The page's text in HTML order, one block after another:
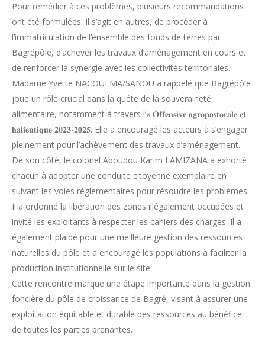
Pour remédier à ces problèmes, plusieurs recommandations
ont été formulées. Il s’agit en autres, de procéder à
l’immatriculation de l’ensemble des fonds de terres par
Bagrépôle, d’achever les travaux d’aménagement en cours et
de renforcer la synergie avec les collectivités territoriales.
Madame Yvette NACOULMA/SANOU a rappelé que Bagrépôle
joue un rôle crucial dans la quête de la souveraineté
alimentaire, notamment à travers l’« 𝐎𝐟𝐟𝐞𝐧𝐬𝐢𝐯𝐞 𝐚𝐠𝐫𝐨𝐩𝐚𝐬𝐭𝐨𝐫𝐚𝐥𝐞 𝐞𝐭
𝐡𝐚𝐥𝐢𝐞𝐮𝐭𝐢𝐪𝐮𝐞 𝟐𝟎𝟐𝟑-𝟐𝟎𝟐𝟓. Elle a encouragé les acteurs à s’engager
pleinement pour l’achèvement des travaux d’aménagement.
De son côté, le colonel Aboudou Karim LAMIZANA a exhorté
chacun à adopter une conduite citoyenne exemplaire en
suivant les voies réglementaires pour résoudre les problèmes.
Il a ordonné la libération des zones illégalement occupées et
invité les exploitants à respecter les cahiers des charges. Il a
également plaidé pour une meilleure gestion des ressources
naturelles du pôle et a encouragé les populations à faciliter la
production institutionnelle sur le site.
Cette rencontre marque une étape importante dans la gestion
foncière du pôle de croissance de Bagré, visant à assurer une
exploitation équitable et durable des ressources au bénéfice
de toutes les parties prenantes.